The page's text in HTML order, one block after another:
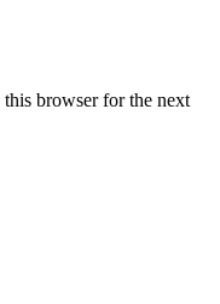
browser for the next